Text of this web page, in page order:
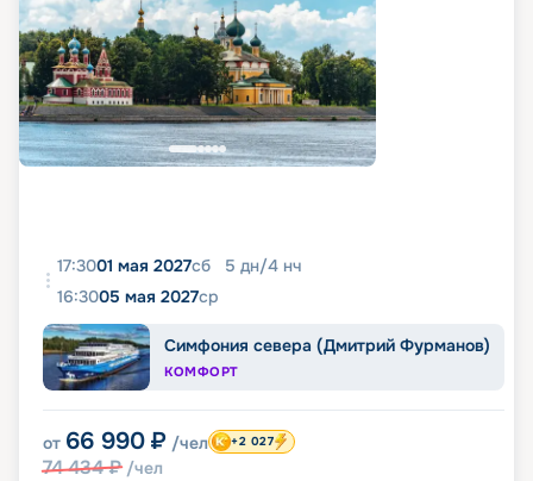
17:3001 мая 2027сб 5 дн/4 нч
16:3005 мая 2027ср
Симфония севера (Дмитрий Фурманов)
КОМФОРТ
от 66 990 ₽ /чел
74 434₽ /чел
+2 027